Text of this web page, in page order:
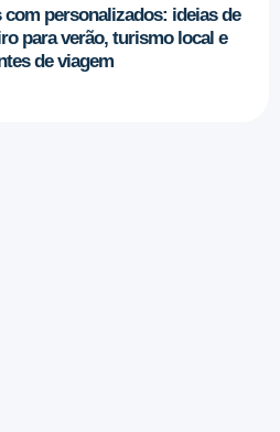
com personalizados: ideias de
para verão, turismo local e
de viagem